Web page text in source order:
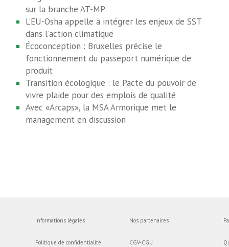
sur la branche AT-MP
L’EU-Osha appelle à intégrer les enjeux de SST
dans l'action climatique
Écoconception : Bruxelles précise le
fonctionnement du passeport numérique de
produit
Transition écologique : le Pacte du pouvoir de
vivre plaide pour des emplois de qualité
Avec «Arcaps», la MSA Armorique met le
management en discussion
Informations légales
Politique de confidentialité
Nos partenaires
CGV-CGU